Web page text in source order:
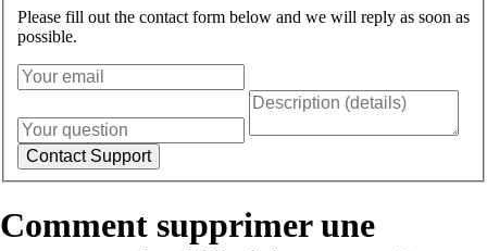
Please fill out the contact form below and we will reply as soon as
possible.
Comment supprimer une